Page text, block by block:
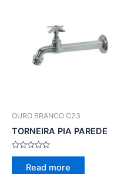
OURO BRANCO C23
TORNEIRA PIA PAREDE
Rated
Read more